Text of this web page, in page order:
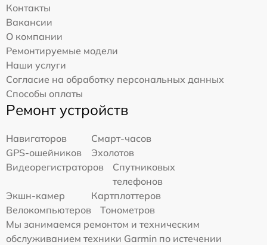
Контакты
Вакансии
О компании
Ремонтируемые модели
Наши услуги
Согласие на обработку персональных данных
Способы оплаты
Ремонт устройств
Навигаторов
Смарт-часов
GPS-ошейников
Эхолотов
Видеорегистраторов
Спутниковых
телефонов
Экшн-камер
Картплоттеров
Велокомпьютеров
Тонометров
Мы занимаемся ремонтом и техническим
обслуживанием техники Garmin по истечении